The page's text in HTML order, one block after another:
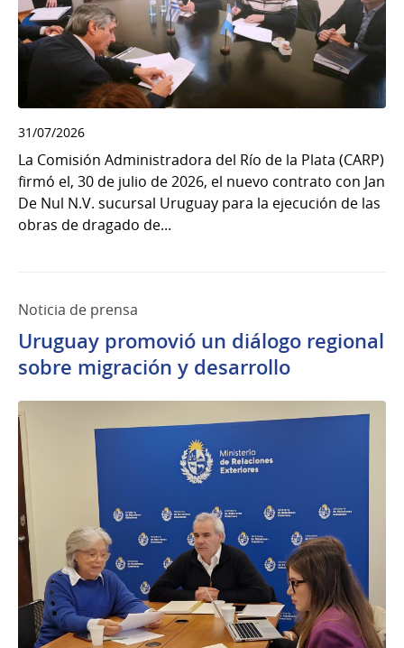
31/07/2026
La Comisión Administradora del Río de la Plata (CARP)
firmó el, 30 de julio de 2026, el nuevo contrato con Jan
De Nul N.V. sucursal Uruguay para la ejecución de las
obras de dragado de...
Noticia de prensa
Uruguay promovió un diálogo regional
sobre migración y desarrollo